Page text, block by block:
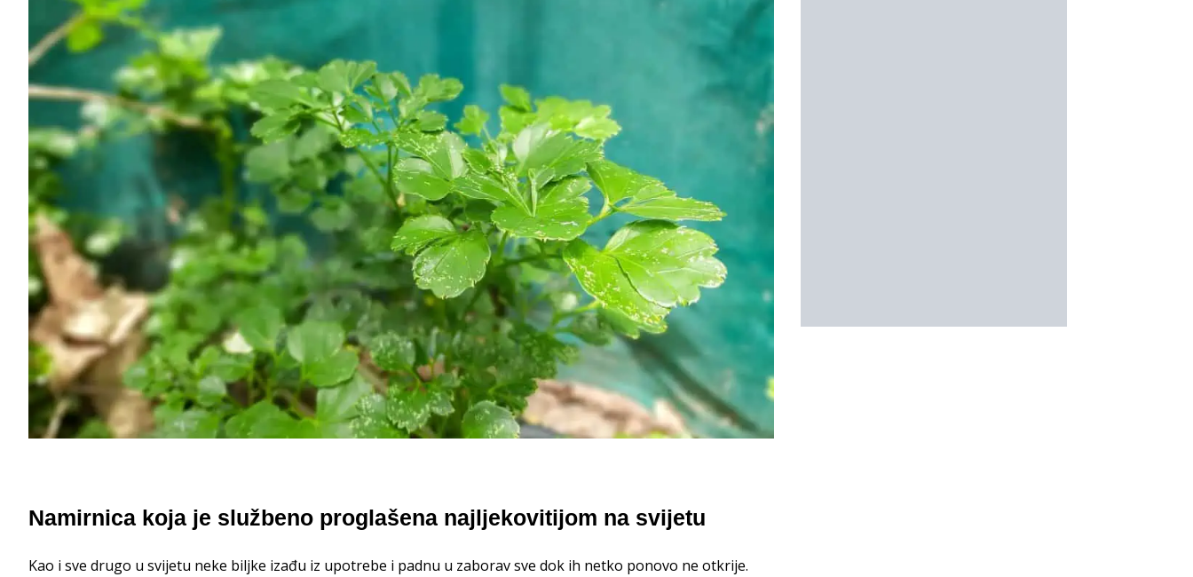
Namirnica koja je službeno proglašena najljekovitijom na svijetu
Kao i sve drugo u svijetu neke biljke izađu iz upotrebe i padnu u zaborav sve dok ih netko ponovo ne otkrije.